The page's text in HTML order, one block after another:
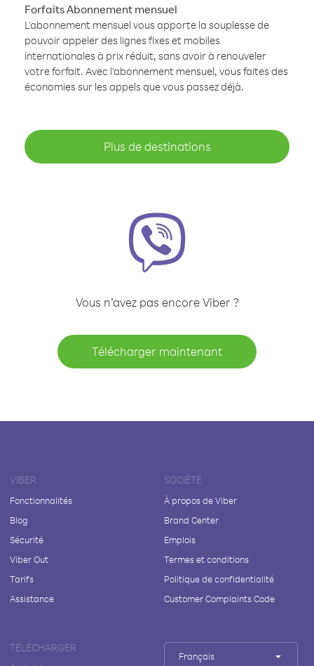
Forfaits Abonnement mensuel
L'abonnement mensuel vous apporte la souplesse de
pouvoir appeler des lignes fixes et mobiles
internationales à prix réduit, sans avoir à renouveler
votre forfait. Avec l'abonnement mensuel, vous faites des
économies sur les appels que vous passez déjà.
Plus de destinations
Vous n’avez pas encore Viber ?
Télécharger maintenant
VIBER
Fonctionnalités
Blog
Sécurité
Viber Out
Tarifs
Assistance
SOCIÉTÉ
À propos de Viber
Brand Center
Emplois
Termes et conditions
Politique de confidentialité
Customer Complaints Code
TÉLÉCHARGER
Français